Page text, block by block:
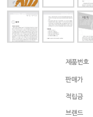
제품번호
판매가
적립금
브랜드